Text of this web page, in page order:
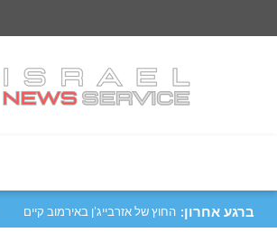
ברגע אחרון: שר החוץ של אזרבייג'ן באירמוב קיים בן טחנון ביקר